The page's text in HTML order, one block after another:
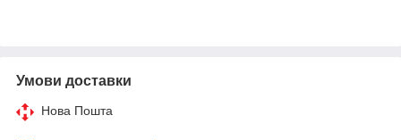
Умови доставки
Нова Пошта